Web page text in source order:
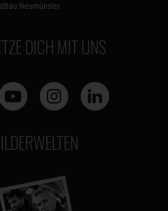
Neumünster
DICH MIT UNS